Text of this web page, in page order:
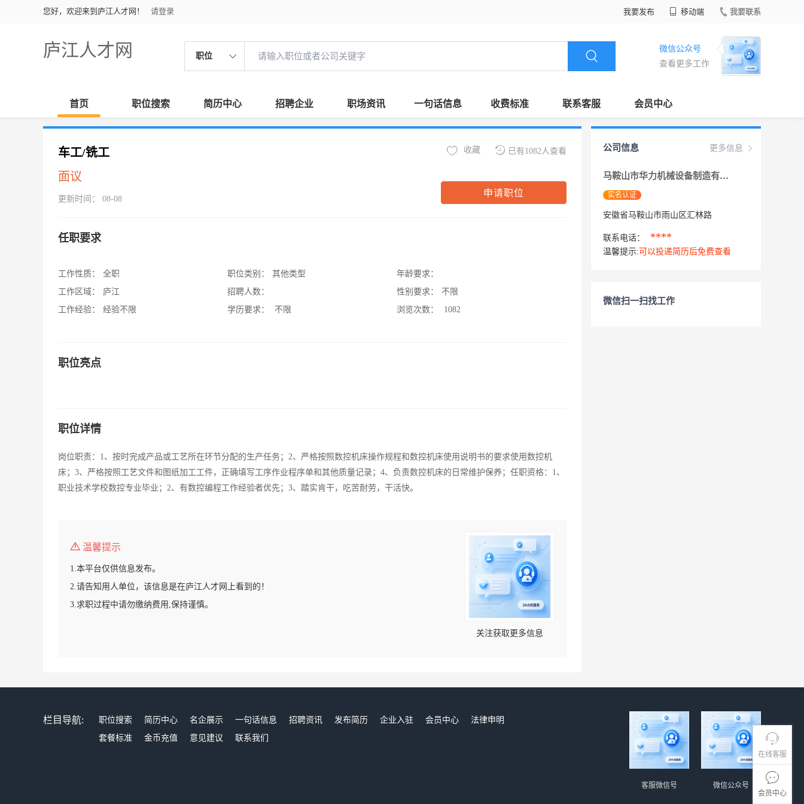
您好，欢迎来到庐江人才网！ 请登录 我要发布 移动端 我要联系
庐江人才网 职位
微信公众号
查看更多工作
首页 职位搜索 简历中心 招聘企业 职场资讯 一句话信息 收费标准 联系客服 会员中心
在线客服
会员中心
车工/铣工
面议
更新时间： 08-08
已有1082人查看
收藏
申请职位
任职要求
工作性质：
全职
工作区域：
庐江
工作经验：
经验不限
职位类别：
其他类型
招聘人数：
学历要求：
不限
年龄要求：
性别要求：
不限
浏览次数：
1082
职位亮点
职位详情
岗位职责：1、按时完成产品或工艺所在环节分配的生产任务；2、严格按照数控机床操作规程和数控机床使用说明书的要求使用数控机
床；3、严格按照工艺文件和图纸加工工件，正确填写工序作业程序单和其他质量记录；4、负责数控机床的日常维护保养；任职资格：1、
职业技术学校数控专业毕业；2、有数控编程工作经验者优先；3、踏实肯干，吃苦耐劳，干活快。
温馨提示
1.本平台仅供信息发布。
2.请告知用人单位，该信息是在庐江人才网上看到的！
3.求职过程中请勿缴纳费用,保持谨慎。
关注获取更多信息
更多信息
公司信息
马鞍山市华力机械设备制造有限公司
实名认证
安徽省马鞍山市雨山区汇林路
联系电话： ****
温馨提示: 可以投递简历后免费查看
微信扫一扫找工作
栏目导航: 职位搜索 简历中心 名企展示 一句话信息 招聘资讯 发布简历 企业入驻 会员中心
法律申明
套餐标准
金币充值 意见建议 联系我们
微信公众号
客服微信号